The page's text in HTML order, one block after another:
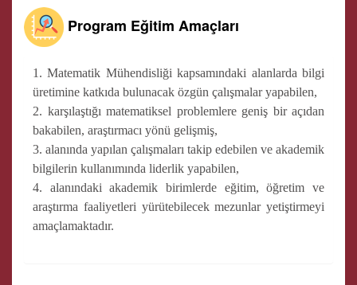
Program Eğitim Amaçları
1. Matematik Mühendisliği kapsamındaki alanlarda bilgi
üretimine katkıda bulunacak özgün çalışmalar yapabilen,
2. karşılaştığı matematiksel problemlere geniş bir açıdan
bakabilen, araştırmacı yönü gelişmiş,
3. alanında yapılan çalışmaları takip edebilen ve akademik
bilgilerin kullanımında liderlik yapabilen,
4. alanındaki akademik birimlerde eğitim, öğretim ve
araştırma faaliyetleri yürütebilecek mezunlar yetiştirmeyi
amaçlamaktadır.